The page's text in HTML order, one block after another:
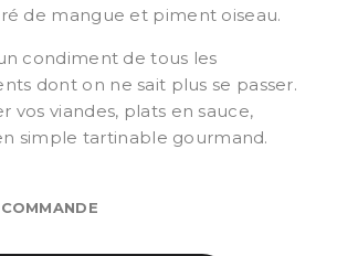
ge
de mangue et piment oiseau.
condiment de tous les
dont on ne sait plus se passer.
vos viandes, plats en sauce,
simple tartinable gourmand.